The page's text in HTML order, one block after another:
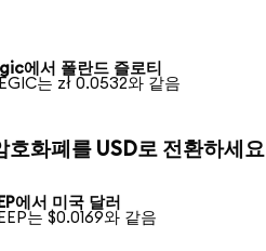
에서 폴란드 즐로티
는 zł 0.0532와 같음
호화폐를 USD로 전환하세요
에서 미국 달러
는 $0.0169와 같음